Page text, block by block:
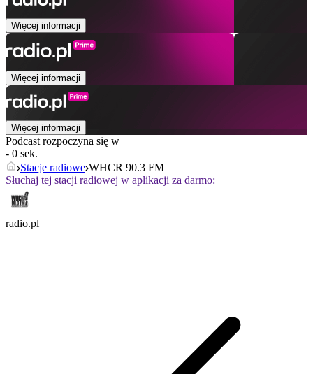
Więcej informacji
Więcej informacji
Więcej informacji
Podcast rozpoczyna się w
- 0 sek.
Stacje radiowe WHCR 90.3 FM
Słuchaj tej stacji radiowej w aplikacji za darmo:
radio.pl